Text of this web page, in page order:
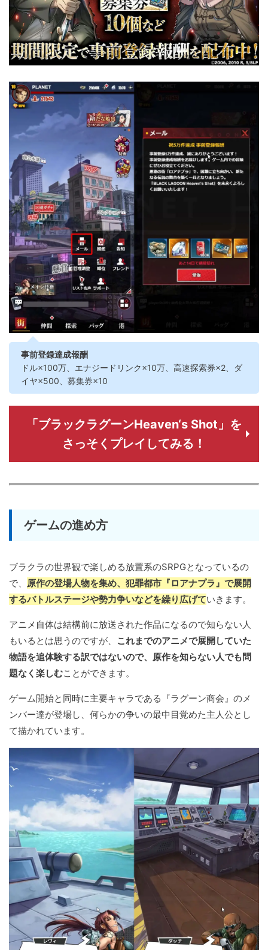
事前登録達成報酬
ドル×100万、エナジードリンク×10万、高速探索券×2、ダ
イヤ×500、募集券×10
「ブラックラグーンHeaven‘s Shot」を
さっそくプレイしてみる！
ゲームの進め方
ブラクラの世界観で楽しめる放置系のSRPGとなっているの
で、 原作の登場人物を集め、犯罪都市『ロアナプラ』で展開
するバトルステージや勢力争いなどを繰り広げていきます。
アニメ自体は結構前に放送された作品になるので知らない人
もいるとは思うのですが、 これまでのアニメで展開していた
物語を追体験する訳ではないので、原作を知らない人でも問
題なく楽しむことができます。
ゲーム開始と同時に主要キャラである『ラグーン商会』のメ
ンバー達が登場し、何らかの争いの最中目覚めた主人公とし
て描かれています。